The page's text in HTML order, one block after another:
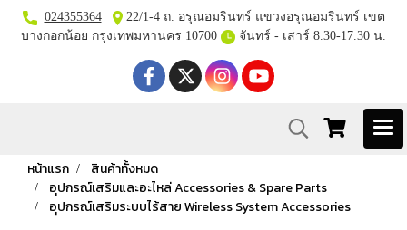
024355364
22/1-4 ถ. อรุณอมรินทร์ แขวงอรุณอมรินทร์ เขต
บางกอกน้อย กรุงเทพมหานคร 10700
จันทร์ - เสาร์ 8.30-17.30 น.
หน้าแรก
สินค้าทั้งหมด
อุปกรณ์เสริมและอะไหล่ Accessories & Spare Parts
อุปกรณ์เสริมระบบไร้สาย Wireless System Accessories